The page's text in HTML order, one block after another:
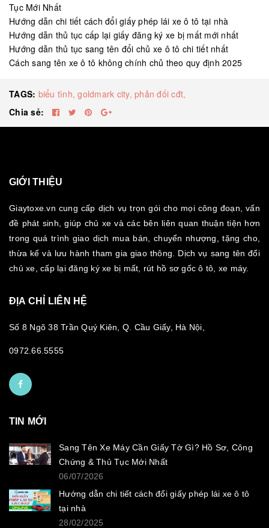
Tục Mới Nhất
Hướng dẫn chi tiết cách đổi giấy phép lái xe ô tô tại nhà
Hướng dẫn thủ tục cấp lại giấy đăng ký xe bị mất mới nhất
Hướng dẫn thủ tục sang tên đổi chủ xe ô tô chi tiết nhất
Cách sang tên xe ô tô không chính chủ theo quy định 2025
TAGS: biểu tình, goldmark city, phản đối cđt,
Chia sẻ:
GIỚI THIỆU
Giaytoxe.vn cung cấp dịch vụ trọn gói cho mọi công đoạn, vấn
đề phát sinh, giúp chủ xe và các bên liên quan thuận tiện hơn
trong quá trình giao dịch mua bán, chuyển nhượng, tặng cho,
thừa kế và lưu hành tham gia giao thông. Dịch vụ sang tên đổi
chủ xe, cấp lại đăng ký xe bị mất, rút hồ sơ gốc ô tô, xe máy.
ĐỊA CHỈ LIÊN HỆ
Số 8 Ngõ 38 Trần Quý Kiên, Q. Cầu Giấy, Hà Nội,
0972.66.5555
TIN MỚI
Sang Tên Xe Máy Cần Giấy Tờ Gì? Hồ Sơ, Công
Chứng & Thủ Tục Mới Nhất
06/07/2026
Hướng dẫn chi tiết cách đổi giấy phép lái xe ô tô
tại nhà
28/02/2025